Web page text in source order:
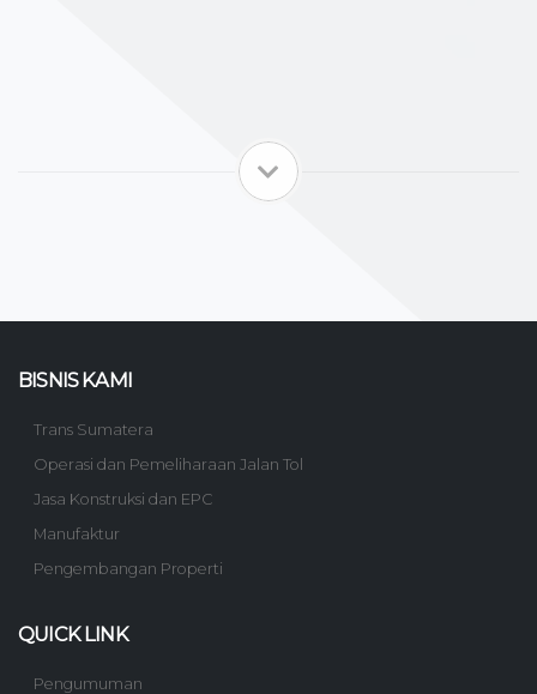
BISNIS KAMI
Trans Sumatera
Operasi dan Pemeliharaan Jalan Tol
Jasa Konstruksi dan EPC
Manufaktur
Pengembangan Properti
QUICK LINK
Pengumuman